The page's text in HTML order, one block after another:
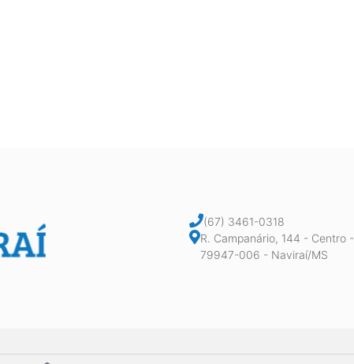
(67) 3461-0318
R. Campanário, 144 - Centro -
79947-006 - Naviraí/MS